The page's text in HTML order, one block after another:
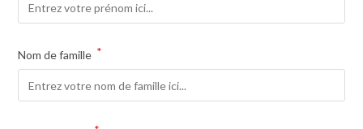
Nom de famille *